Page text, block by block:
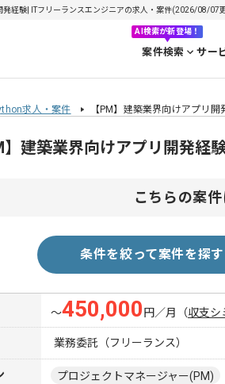
発経験| ITフリーランスエンジニアの求人・案件(2026/08/07
AI検索が新登場！
案件検索 サー
求人・案件 【PM】建築業界向けアプリ開
】建築業界向けアプリ開発経
こちらの案
条件を絞って案件を探す
〜450,000 円／月 （収支シ
業務委託（フリーランス）
プロジェクトマネージャー(PM)